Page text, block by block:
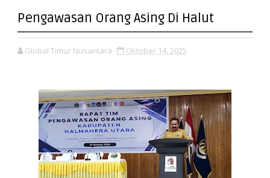
Pengawasan Orang Asing Di Halut
Global Timur Nusantara Oktober 14, 2025